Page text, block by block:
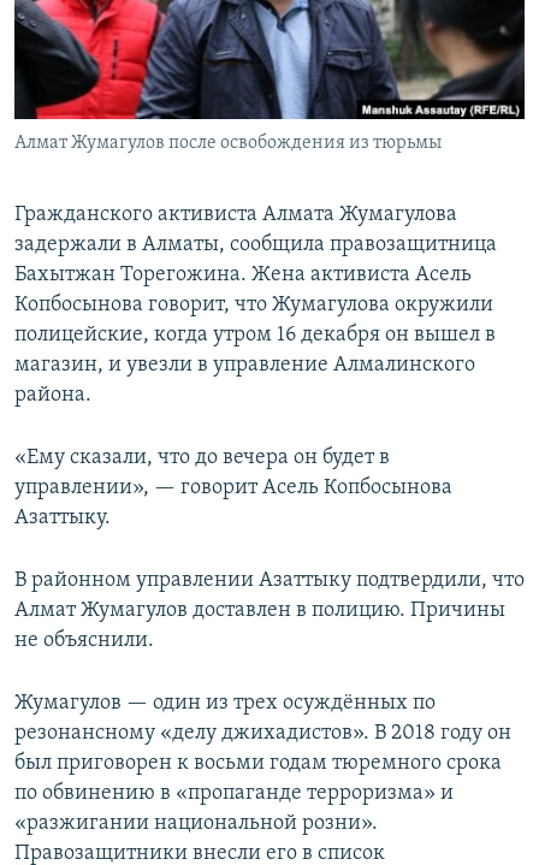
Алмат Жумагулов после освобождения из тюрьмы
Гражданского активиста Алмата Жумагулова
задержали в Алматы, сообщила правозащитница
Бахытжан Торегожина. Жена активиста Асель
Копбосынова говорит, что Жумагулова окружили
полицейские, когда утром 16 декабря он вышел в
магазин, и увезли в управление Алмалинского
района.
«Ему сказали, что до вечера он будет в
управлении», — говорит Асель Копбосынова
Азаттыку.
В районном управлении Азаттыку подтвердили, что
Алмат Жумагулов доставлен в полицию. Причины
не объяснили.
Жумагулов — один из трех осуждённых по
резонансному «делу джихадистов». В 2018 году он
был приговорен к восьми годам тюремного срока
по обвинению в «пропаганде терроризма» и
«разжигании национальной розни».
Правозащитники внесли его в список